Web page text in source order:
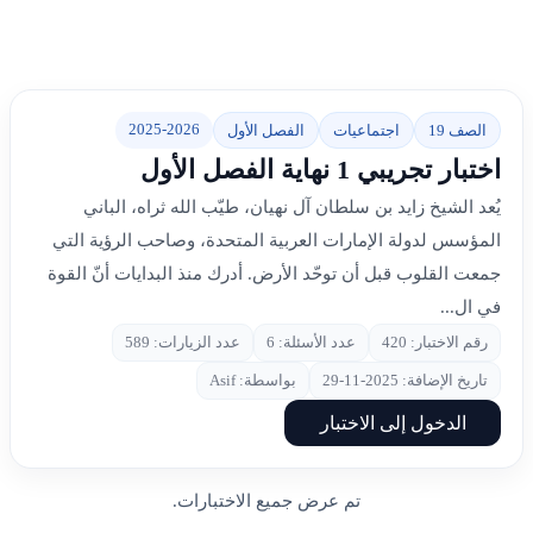
الصف 19 اجتماعيات الفصل الأول 2025-2026
اختبار تجريبي 1 نهاية الفصل الأول
يُعد الشيخ زايد بن سلطان آل نهيان، طيّب الله ثراه، الباني
المؤسس لدولة الإمارات العربية المتحدة، وصاحب الرؤية التي
جمعت القلوب قبل أن توحّد الأرض. أدرك منذ البدايات أنّ القوة
في ال...
رقم الاختبار: 420 عدد الأسئلة: 6 عدد الزيارات: 589
تاريخ الإضافة: 2025-11-29 بواسطة: Asif
الدخول إلى الاختبار
تم عرض جميع الاختبارات.